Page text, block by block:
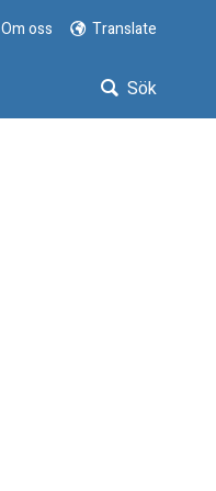
Om oss Translate
Sök